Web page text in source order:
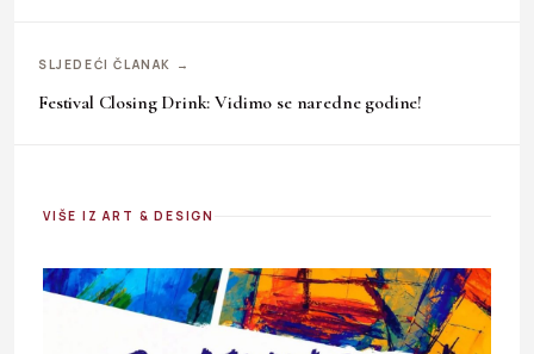
SLJEDEĆI ČLANAK →
Festival Closing Drink: Vidimo se naredne godine!
VIŠE IZ ART & DESIGN